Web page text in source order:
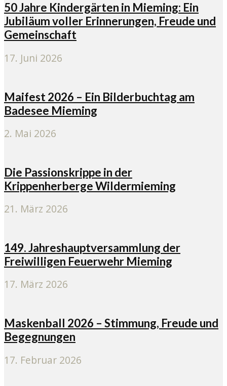
50 Jahre Kindergärten in Mieming: Ein
Jubiläum voller Erinnerungen, Freude und
Gemeinschaft
17. Juni 2026
Maifest 2026 – Ein Bilderbuchtag am
Badesee Mieming
2. Mai 2026
Die Passionskrippe in der
Krippenherberge Wildermieming
21. März 2026
149. Jahreshauptversammlung der
Freiwilligen Feuerwehr Mieming
17. März 2026
Maskenball 2026 – Stimmung, Freude und
Begegnungen
17. Februar 2026